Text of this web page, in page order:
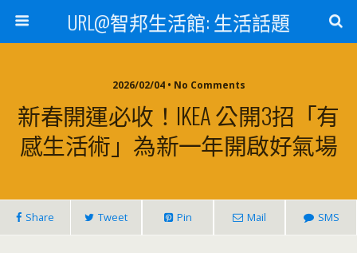
URL@智邦生活館: 生活話題
2026/02/04 • No Comments
新春開運必收！IKEA 公開3招「有
感生活術」為新一年開啟好氣場
Share Tweet Pin Mail SMS